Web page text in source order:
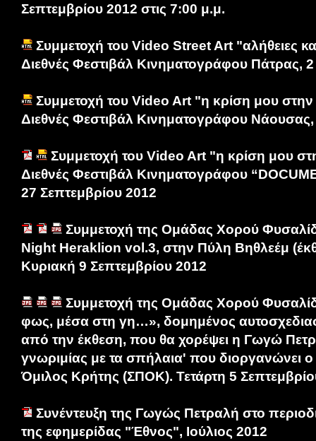
Σεπτεμβρίου 2012 στις 7:00 μ.μ.
Συμμετοχή του Video Street Art "αλήθειες
Διεθνές Φεστιβάλ Κινηματογράφου Πάτρας,
Συμμετοχή του Video Art "η κρίση μου
Διεθνές Φεστιβάλ Κινηματογράφου
Συμμετοχή του Video Art "η κρίση μου
Διεθνές Φεστιβάλ Κινηματογράφου
27 Σεπτεμβρίου 2012
Συμμετοχή της Ομάδας Χορού
Night Heraklion vol.3, στην Πύλη Βηθλεέμ
Κυριακή 9 Σεπτεμβρίου 2012
Συμμετοχή της Ομάδας Χορού
φως, μέσα στη γη…», δομημένος
από την έκθεση, που θα χορέψει η Γωγώ
γνωριμίας με τα σπήλαια' που διοργανώνει
Όμιλος Κρήτης (ΣΠΟΚ). Τετάρτη 5
Συνέντευξη της Γωγώς Πετραλή στο
της εφημερίδας "Έθνος", Ιούλιος 2012